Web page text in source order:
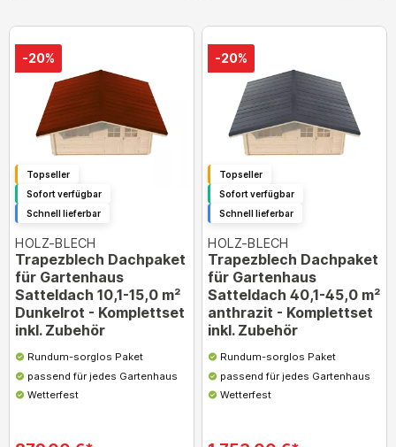
-20%
Topseller
Sofort verfügbar
Schnell lieferbar
HOLZ-BLECH
Trapezblech Dachpaket
für Gartenhaus
Satteldach 10,1-15,0 m²
Dunkelrot - Komplettset
inkl. Zubehör
Rundum-sorglos Paket
passend für jedes Gartenhaus
Wetterfest
-20%
Topseller
Sofort verfügbar
Schnell lieferbar
HOLZ-BLECH
Trapezblech Dachpaket
für Gartenhaus
Satteldach 40,1-45,0 m²
anthrazit - Komplettset
inkl. Zubehör
Rundum-sorglos Paket
passend für jedes Gartenhaus
Wetterfest